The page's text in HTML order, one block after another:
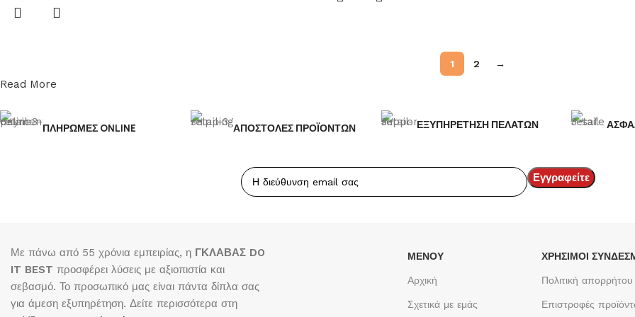
1 2 →
Read More
ΠΛΗΡΩΜΕΣ ONLINE ΑΠΟΣΤΟΛΕΣ ΠΡΟΪΟΝΤΩΝ ΕΞΥΠΗΡΕΤΗΣΗ ΠΕΛΑΤΩΝ
Με πάνω από 55 χρόνια εμπειρίας, η ΓΚΛΑΒΑΣ DO
IT BEST προσφέρει λύσεις με αξιοπιστία και
σεβασμό. Το προσωπικό μας είναι πάντα δίπλα σας
για άμεση εξυπηρέτηση. Δείτε περισσότερα στη
ΜΕΝΟΥ
Αρχική
Σχετικά με εμάς
ΧΡΉΣΙΜΟΙ
Πολιτική απορρήτου
Επιστροφές